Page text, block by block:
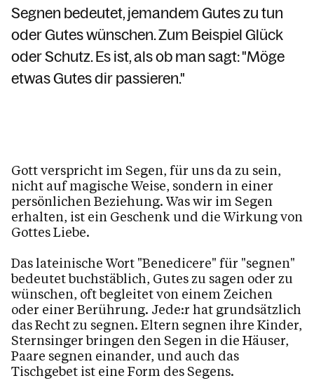
Krankensalbung
Trauer - wenn das Leben stillsteht
Seelsorgliches Gespräch
Seniorenpastoral
Arbeitskreise & Ehrenamt
Kinder, Jugend & Familie
Kirchenjahr
Kirche
Pfarrsaal & Vermietung
Bleiben Sie informiert
Kalender
Segnen bedeutet, jemandem Gutes zu tun
oder Gutes wünschen. Zum Beispiel Glück
oder Schutz. Es ist, als ob man sagt: "Möge
etwas Gutes dir passieren."
Gott verspricht im Segen, für uns da zu sein,
nicht auf magische Weise, sondern in einer
persönlichen Beziehung. Was wir im Segen
erhalten, ist ein Geschenk und die Wirkung von
Gottes Liebe.
Das lateinische Wort "Benedicere" für "segnen"
bedeutet buchstäblich, Gutes zu sagen oder zu
wünschen, oft begleitet von einem Zeichen
oder einer Berührung. Jede:r hat grundsätzlich
das Recht zu segnen. Eltern segnen ihre Kinder,
Sternsinger bringen den Segen in die Häuser,
Paare segnen einander, und auch das
Tischgebet ist eine Form des Segens.